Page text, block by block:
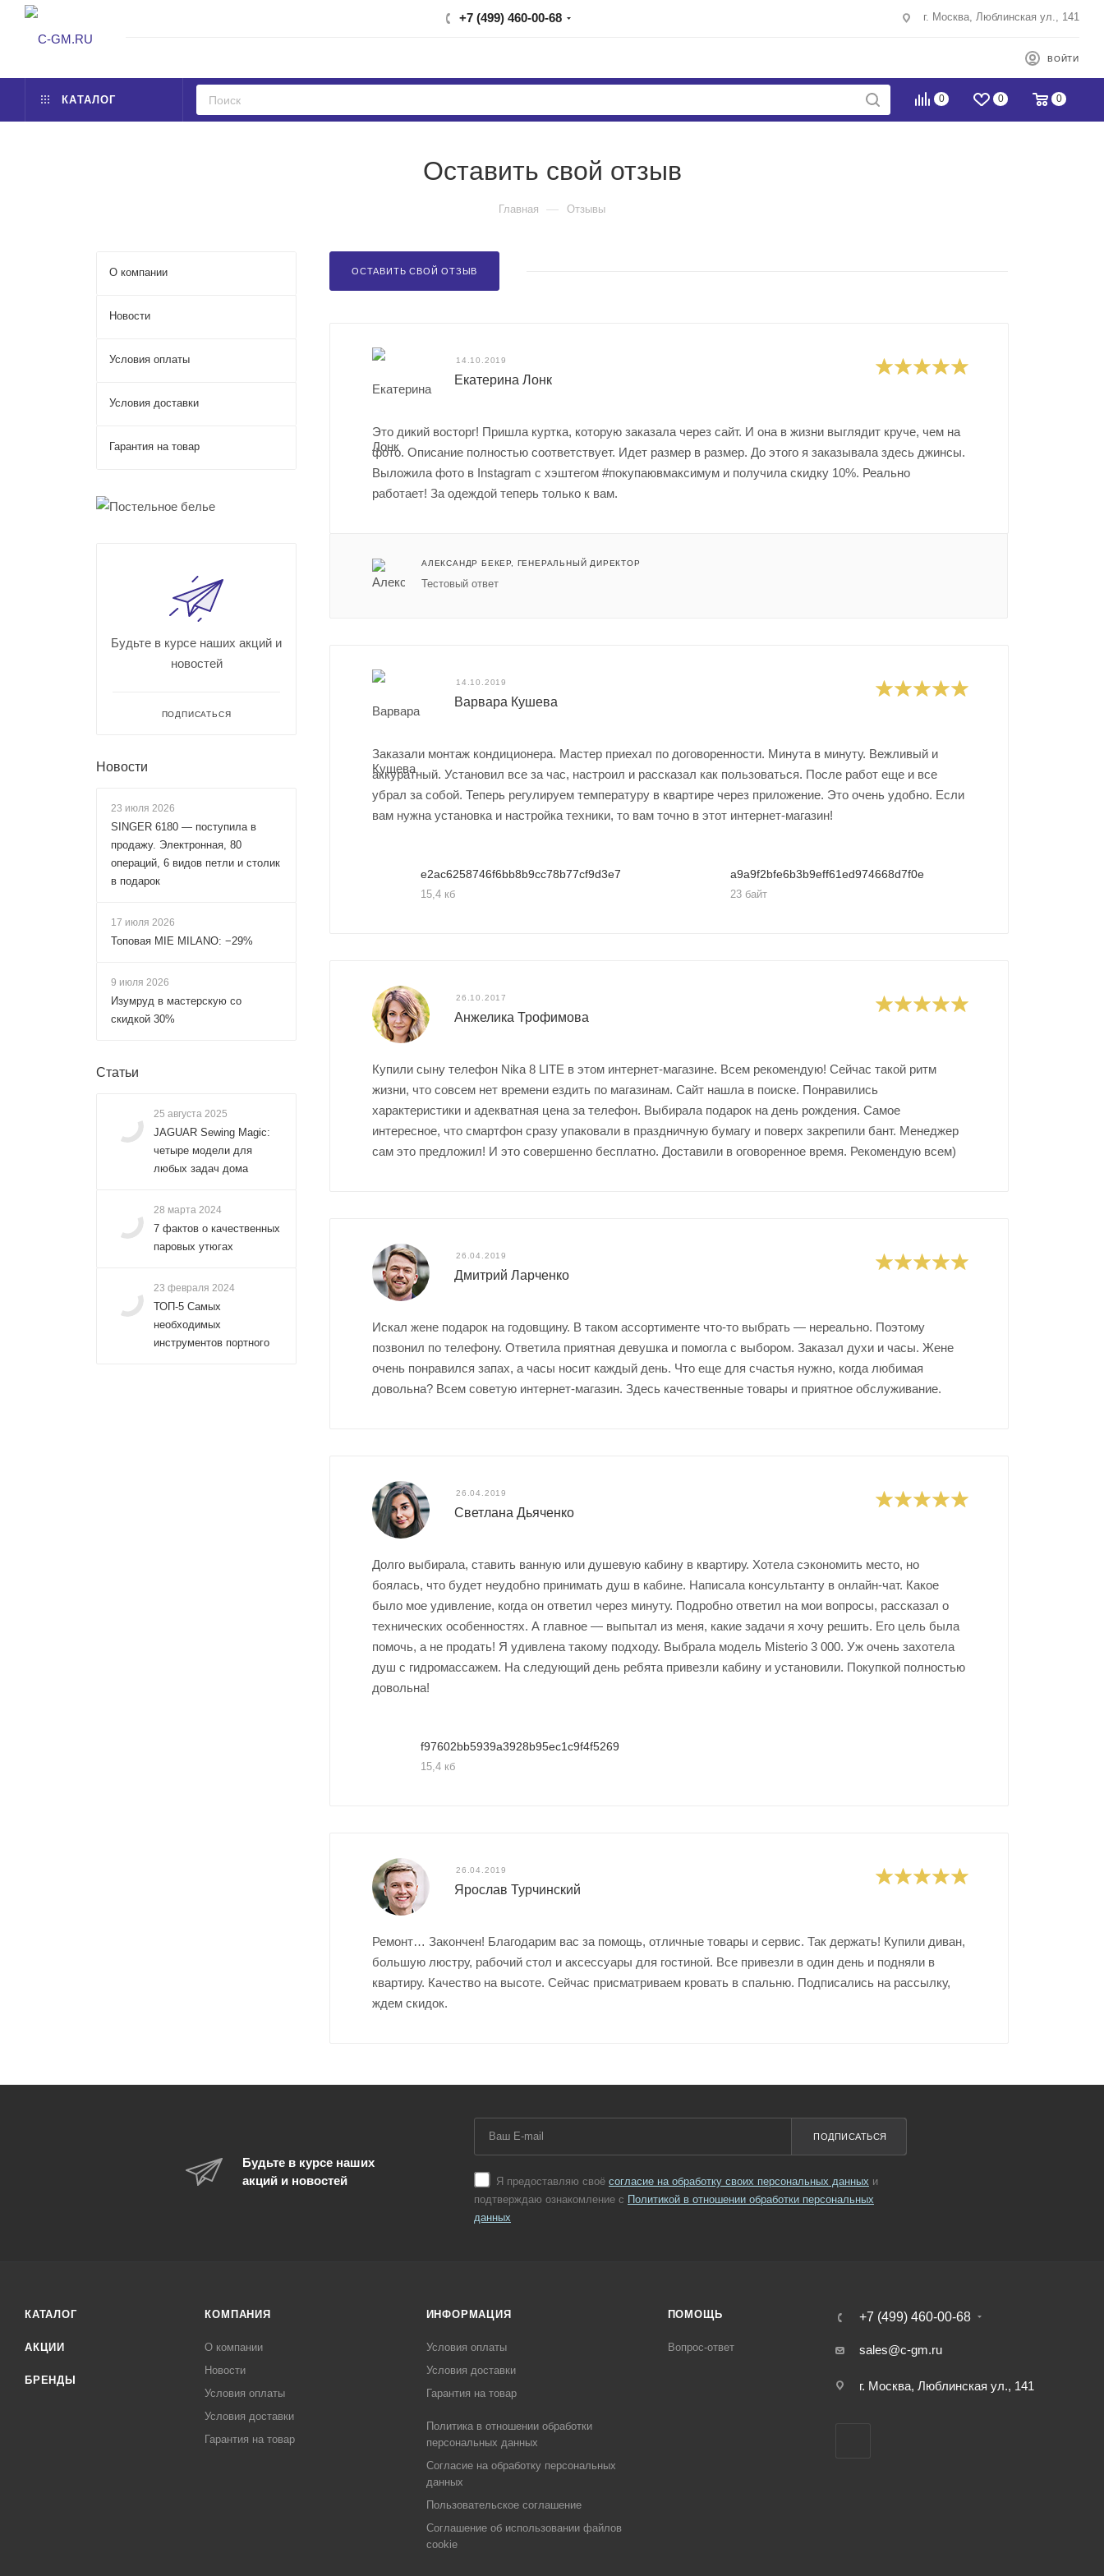
+7 (499) 460-00-68 г. Москва, Люблинская ул., 141
ВОЙТИ
КАТАЛОГ 0 0 0
Оставить свой отзыв
Главная — Отзывы
ОСТАВИТЬ СВОЙ ОТЗЫВ
14.10.2019
Екатерина Лонк
Это дикий восторг! Пришла куртка, которую заказала через сайт. И она в жизни выглядит круче, чем на
фото. Описание полностью соответствует. Идет размер в размер. До этого я заказывала здесь джинсы.
Выложила фото в Instagram с хэштегом #покупаювмаксимум и получила скидку 10%. Реально
работает! За одеждой теперь только к вам.
АЛЕКСАНДР БЕКЕР , ГЕНЕРАЛЬНЫЙ ДИРЕКТОР
Тестовый ответ
14.10.2019
Варвара Кушева
Заказали монтаж кондиционера. Мастер приехал по договоренности. Минута в минуту. Вежливый и
аккуратный. Установил все за час, настроил и рассказал как пользоваться. После работ еще и все
убрал за собой. Теперь регулируем температуру в квартире через приложение. Это очень удобно. Если
вам нужна установка и настройка техники, то вам точно в этот интернет-магазин!
e2ac6258746f6bb8b9cc78b77cf9d3e7
15,4 кб
a9a9f2bfe6b3b9eff61ed974668d7f0e
23 байт
26.10.2017
Анжелика Трофимова
Купили сыну телефон Nika 8 LITE в этом интернет-магазине. Всем рекомендую! Сейчас такой ритм
жизни, что совсем нет времени ездить по магазинам. Сайт нашла в поиске. Понравились
характеристики и адекватная цена за телефон. Выбирала подарок на день рождения. Самое
интересное, что смартфон сразу упаковали в праздничную бумагу и поверх закрепили бант. Менеджер
сам это предложил! И это совершенно бесплатно. Доставили в оговоренное время. Рекомендую всем)
26.04.2019
Дмитрий Ларченко
Искал жене подарок на годовщину. В таком ассортименте что-то выбрать — нереально. Поэтому
позвонил по телефону. Ответила приятная девушка и помогла с выбором. Заказал духи и часы. Жене
очень понравился запах, а часы носит каждый день. Что еще для счастья нужно, когда любимая
довольна? Всем советую интернет-магазин. Здесь качественные товары и приятное обслуживание.
26.04.2019
Светлана Дьяченко
Долго выбирала, ставить ванную или душевую кабину в квартиру. Хотела сэкономить место, но
боялась, что будет неудобно принимать душ в кабине. Написала консультанту в онлайн-чат. Какое
было мое удивление, когда он ответил через минуту. Подробно ответил на мои вопросы, рассказал о
технических особенностях. А главное — выпытал из меня, какие задачи я хочу решить. Его цель была
помочь, а не продать! Я удивлена такому подходу. Выбрала модель Misterio 3 000. Уж очень захотела
душ с гидромассажем. На следующий день ребята привезли кабину и установили. Покупкой полностью
довольна!
f97602bb5939a3928b95ec1c9f4f5269
15,4 кб
26.04.2019
Ярослав Турчинский
Ремонт… Закончен! Благодарим вас за помощь, отличные товары и сервис. Так держать! Купили диван,
большую люстру, рабочий стол и аксессуары для гостиной. Все привезли в один день и подняли в
квартиру. Качество на высоте. Сейчас присматриваем кровать в спальню. Подписались на рассылку,
ждем скидок.
О компании
Новости
Условия оплаты
Условия доставки
Гарантия на товар
Будьте в курсе наших акций и
новостей
ПОДПИСАТЬСЯ
Новости
23 июля 2026
SINGER 6180 — поступила в
продажу. Электронная, 80
операций, 6 видов петли и столик
в подарок
17 июля 2026
Топовая MIE MILANO: −29%
9 июля 2026
Изумруд в мастерскую со
скидкой 30%
Статьи
25 августа 2025
JAGUAR Sewing Magic:
четыре модели для
любых задач дома
28 марта 2024
7 фактов о качественных
паровых утюгах
23 февраля 2024
ТОП-5 Самых
необходимых
инструментов портного
Будьте в курсе наших
акций и новостей
Я предоставляю своё согласие на обработку своих персональных данных и
подтверждаю ознакомление с Политикой в отношении обработки персональных
данных
ПОДПИСАТЬСЯ
КАТАЛОГ
АКЦИИ
БРЕНДЫ
КОМПАНИЯ
О компании
Новости
Условия оплаты
Условия доставки
Гарантия на товар
ИНФОРМАЦИЯ
Условия оплаты
Условия доставки
Гарантия на товар
Политика в отношении обработки
персональных данных
Cогласие на обработку персональных
данных
Пользовательское соглашение
Cоглашение об использовании файлов
cookie
ПОМОЩЬ
Вопрос-ответ
+7 (499) 460-00-68
sales@c-gm.ru
г. Москва, Люблинская ул., 141